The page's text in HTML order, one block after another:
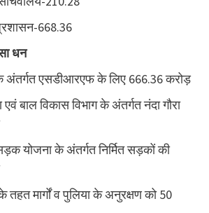
668.36
धन
अंतर्गत एसडीआरएफ के लिए 666.36 करोड़
बाल विकास विभाग के अंतर्गत नंदा गौरा
योजना के अंतर्गत निर्मित सड़कों की
तहत मार्गों व पुलिया के अनुरक्षण को 50